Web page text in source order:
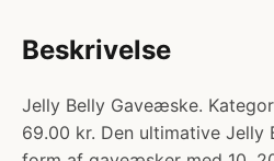
Beskrivelse
Jelly Belly Gaveæske.
69.00 kr. Den ultimative Jelly